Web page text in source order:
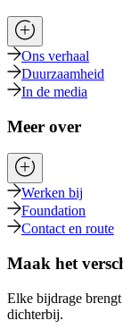
Ons verhaal
Duurzaamheid
In de media
Meer over
Werken bij
Foundation
Contact en route
Maak het
Elke bijdrage
dichterbij.